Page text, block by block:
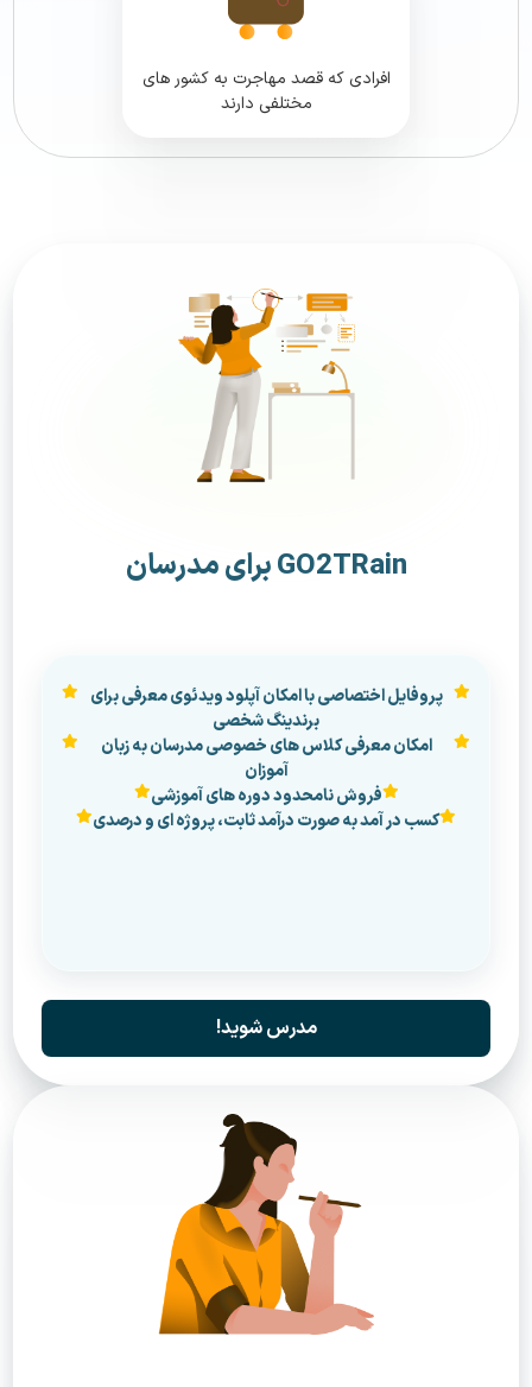
افرادی که قصد مهاجرت به کشور های
مختلفی دارند
GO2TRain برای مدرسان
پروفایل اختصاصی با امکان آپلود ویدئوی معرفی برای
برندینگ شخصی
امکان معرفی کلاس های خصوصی مدرسان به زبان
آموزان
فروش نامحدود دوره های آموزشی
کسب در آمد به صورت درآمد ثابت، پروژه ای و درصدی
مدرس شوید!